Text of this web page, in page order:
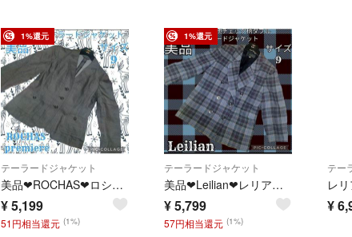
1%還元
テーラードジャケット
美品❤ROCHAS❤ロシャス❤テーラードジャケット❤ブラウン❤レリアン❤茶❤無地
¥5,199
51円相当還元 (1%)
1%還元
テーラードジャケット
美品❤Leilian❤レリアン❤ドーメル生地❤テーラードジャケット❤チェック柄
¥5,799
57円相当還元 (1%)
テー
¥